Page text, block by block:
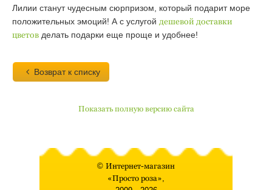
Лилии станут чудесным сюрпризом, который подарит море
положительных эмоций! А с услугой дешевой доставки
цветов делать подарки еще проще и удобнее!
Возврат к списку
Показать полную версию сайта
© Интернет-магазин
«Просто роза»,